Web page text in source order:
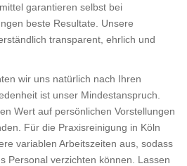
garantieren selbst bei
beste Resultate. Unsere
transparent, ehrlich und
wir uns natürlich nach Ihren
ist unser Mindestanspruch.
Wert auf persönlichen Vorstellungen
Für die Praxisreinigung in Köln
variablen Arbeitszeiten aus, sodass
Personal verzichten können. Lassen